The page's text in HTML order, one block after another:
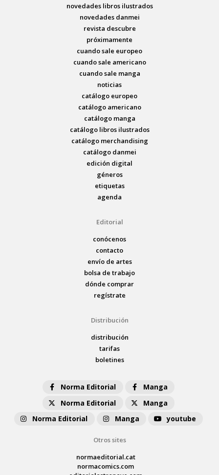
novedades libros ilustrados
novedades danmei
revista descubre
próximamente
cuando sale europeo
cuando sale americano
cuando sale manga
noticias
catálogo europeo
catálogo americano
catálogo manga
catálogo libros ilustrados
catálogo merchandising
catálogo danmei
edición digital
géneros
etiquetas
agenda
Editorial
conócenos
contacto
envío de artes
bolsa de trabajo
dónde comprar
regístrate
Distribución
distribución
tarifas
boletines
Norma Editorial
Manga
Norma Editorial
Manga
Norma Editorial
Manga youtube
Otros sites
normaeditorial.cat
normacomics.com